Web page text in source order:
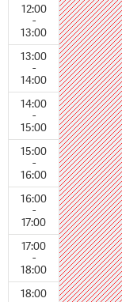
12:00
-
13:00
13:00
-
14:00
14:00
-
15:00
15:00
-
16:00
16:00
-
17:00
17:00
-
18:00
18:00